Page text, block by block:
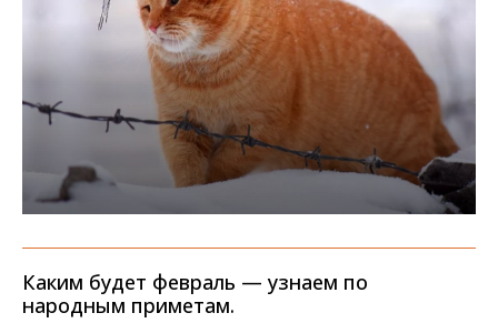
Каким будет февраль — узнаем по
народным приметам.